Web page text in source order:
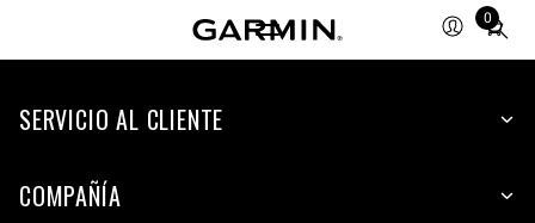
0
Total
items
cart:
SERVICIO AL CLIENTE
COMPAÑÍA